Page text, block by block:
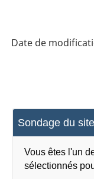
Sondage du
Vous êtes l'un
sélectionnés
Date de